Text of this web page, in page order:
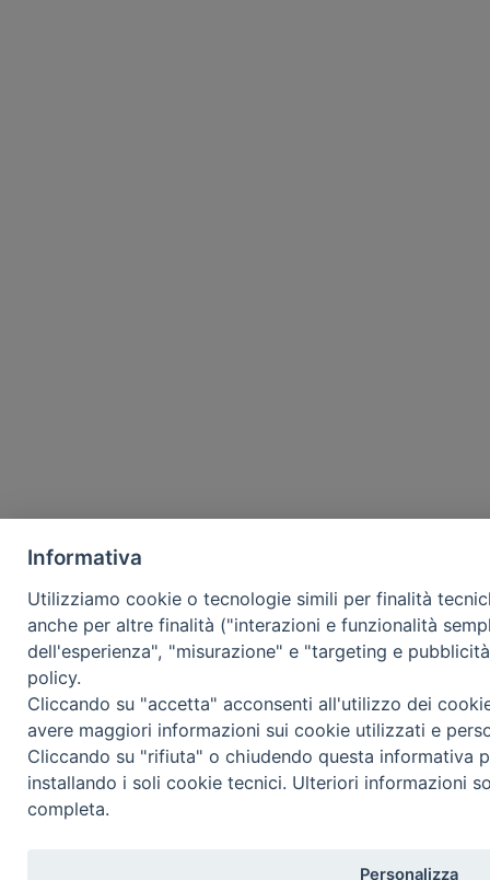
Informativa
Utilizziamo cookie o tecnologie simili per finalità
anche per altre finalità ("interazioni e funzionalità
dell'esperienza", "misurazione" e "targeting e
policy.
Cliccando su "accetta" acconsenti all'utilizzo dei
avere maggiori informazioni sui cookie utilizzati e
Cliccando su "rifiuta" o chiudendo questa informativa
installando i soli cookie tecnici. Ulteriori informazioni
completa.
Personalizza